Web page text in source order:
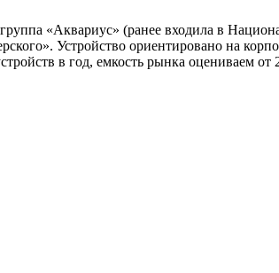
«Аквариус» (ранее входила в
Устройство ориентировано на
в год, емкость рынка оцениваем от